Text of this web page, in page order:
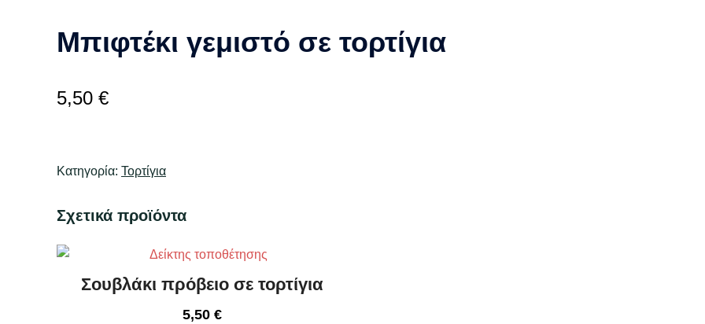
Μπιφτέκι γεμιστό σε τορτίγια
5,50 €
Κατηγορία: Τορτίγια
Σχετικά προϊόντα
Σουβλάκι πρόβειο σε τορτίγια
5,50 €